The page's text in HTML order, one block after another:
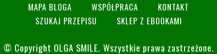
MAPA BLOGA
WSPÓŁPRACA
KONTAKT
SZUKAJ PRZEPISU
SKLEP Z EBOOKAMI
© Copyright OLGA SMILE. Wszystkie prawa zastrzeżone.